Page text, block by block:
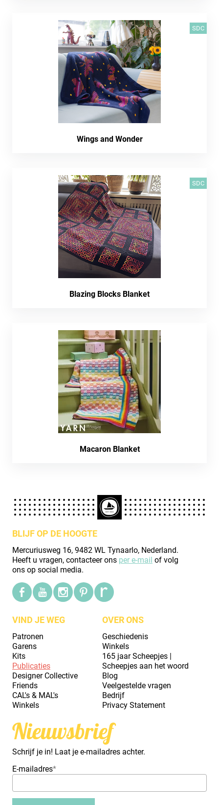
SDC
Wings and Wonder
SDC
Blazing Blocks Blanket
Macaron Blanket
BLIJF OP DE HOOGTE
Mercuriusweg 16, 9482 WL Tynaarlo, Nederland.
Heeft u vragen, contacteer ons per e-mail of volg
ons op social media.
VIND JE WEG
Patronen
Garens
Kits
Publicaties
Designer Collective
Friends
CAL's & MAL's
Winkels
OVER ONS
Geschiedenis
Winkels
165 jaar Scheepjes |
Scheepjes aan het woord
Blog
Veelgestelde vragen
Bedrijf
Privacy Statement
Nieuwsbrief
Schrijf je in! Laat je e-mailadres achter.
E-mailadres*